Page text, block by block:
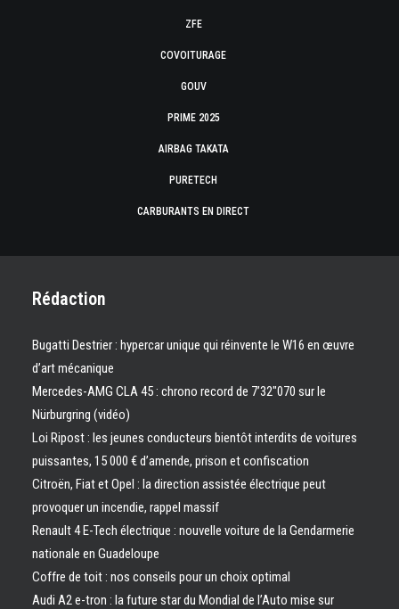
ZFE
COVOITURAGE
GOUV
PRIME 2025
AIRBAG TAKATA
PURETECH
CARBURANTS EN DIRECT
Rédaction
Bugatti Destrier : hypercar unique qui réinvente le W16 en œuvre
d’art mécanique
Mercedes-AMG CLA 45 : chrono record de 7’32″070 sur le
Nürburgring (vidéo)
Loi Ripost : les jeunes conducteurs bientôt interdits de voitures
puissantes, 15 000 € d’amende, prison et confiscation
Citroën, Fiat et Opel : la direction assistée électrique peut
provoquer un incendie, rappel massif
Renault 4 E-Tech électrique : nouvelle voiture de la Gendarmerie
nationale en Guadeloupe
Coffre de toit : nos conseils pour un choix optimal
Audi A2 e-tron : la future star du Mondial de l’Auto mise sur